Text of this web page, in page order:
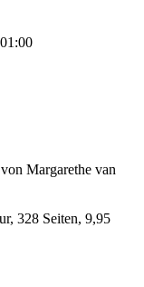
Margarethe van
328 Seiten, 9,95